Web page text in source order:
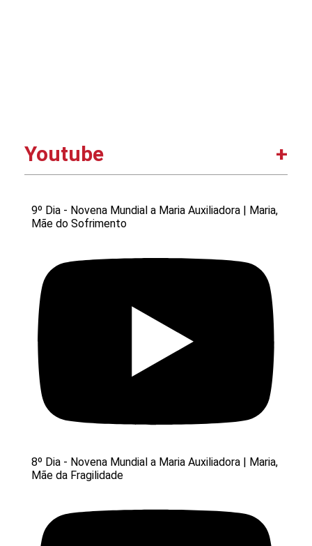
Youtube
9º Dia - Novena Mundial a Maria Auxiliadora | Maria,
Mãe do Sofrimento
8º Dia - Novena Mundial a Maria Auxiliadora | Maria,
Mãe da Fragilidade